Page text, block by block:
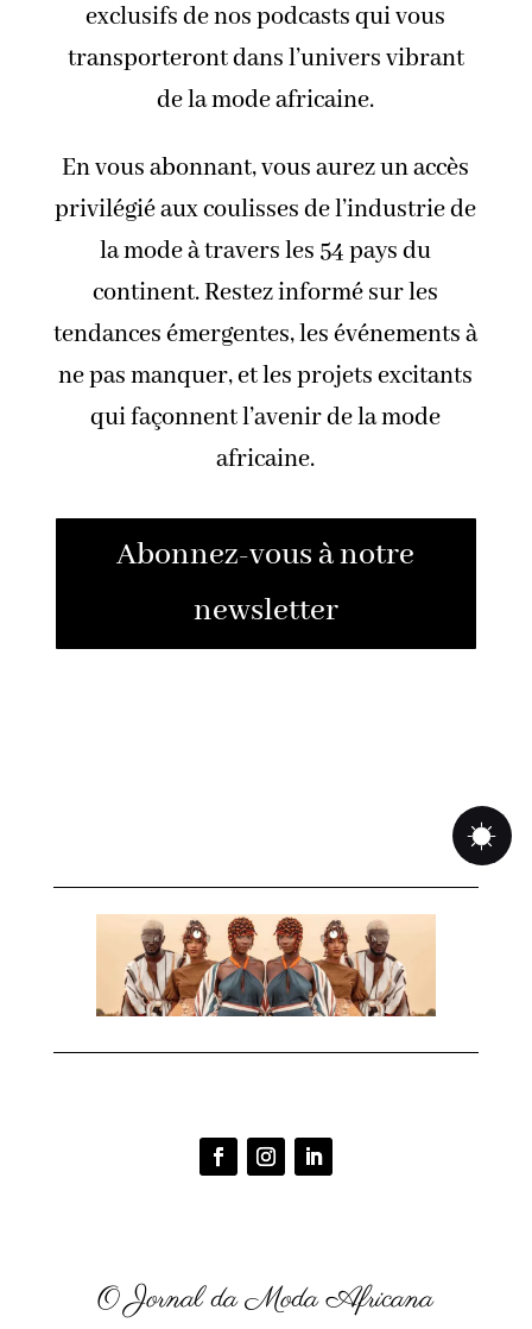
exclusifs de nos podcasts qui vous
transporteront dans l’univers vibrant
de la mode africaine.
En vous abonnant, vous aurez un accès
privilégié aux coulisses de l’industrie de
la mode à travers les 54 pays du
continent. Restez informé sur les
tendances émergentes, les événements à
ne pas manquer, et les projets excitants
qui façonnent l’avenir de la mode
africaine.
Abonnez-vous à notre
newsletter
O Jornal da Moda Africana